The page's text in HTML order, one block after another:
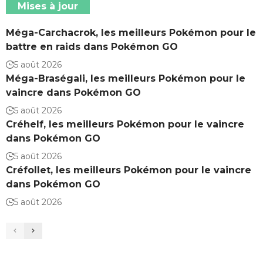
Mises à jour
Méga-Carchacrok, les meilleurs Pokémon pour le
battre en raids dans Pokémon GO
5 août 2026
Méga-Braségali, les meilleurs Pokémon pour le
vaincre dans Pokémon GO
5 août 2026
Créhelf, les meilleurs Pokémon pour le vaincre
dans Pokémon GO
5 août 2026
Créfollet, les meilleurs Pokémon pour le vaincre
dans Pokémon GO
5 août 2026